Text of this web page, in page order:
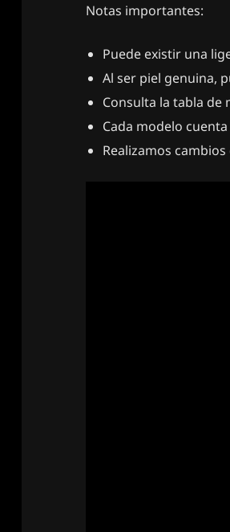
Notas importantes:
Puede existir una
Al ser piel genuina,
Consulta la tabla de
Cada modelo
Realizamos